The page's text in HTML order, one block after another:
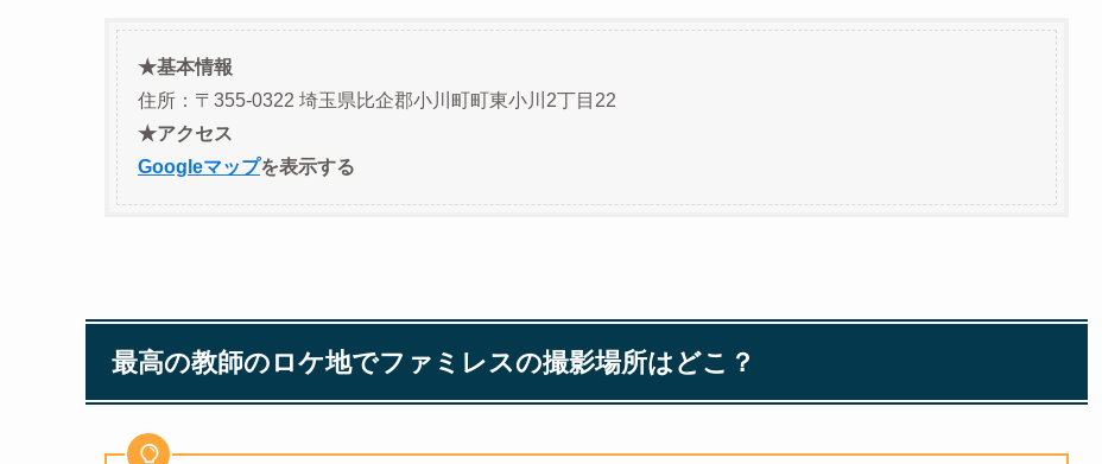
★基本情報
住所：〒355-0322 埼玉県比企郡小川町町東小川2丁目22
★アクセス
Googleマップを表示する
最高の教師のロケ地でファミレスの撮影場所はどこ？